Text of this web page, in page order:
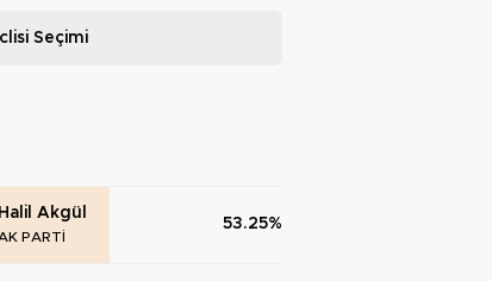
Seçimi
Halil Akgül
AK PARTİ
53.25%